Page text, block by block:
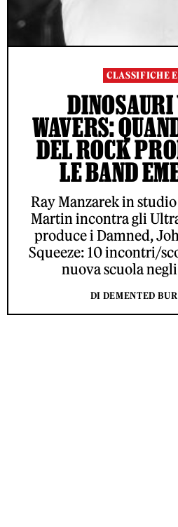
CLASSIFICHE
DINOSAURI
WAVERS:
DEL ROCK
LE BAND
Ray Manzarek in
Martin incontra gli
produce i Damned,
Squeeze: 10 incontri/
nuova scuola
DI DEMENTED